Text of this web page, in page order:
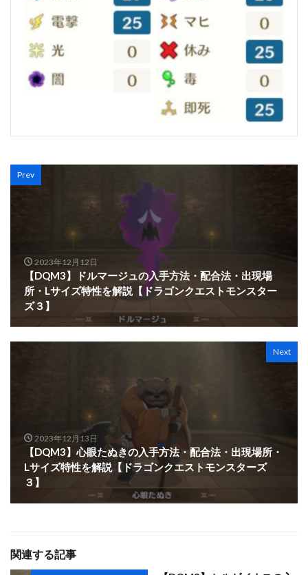
Prev
2023年12月12日
【DQM3】ドルマージュの入手方法・配合法・出現場
所・Lサイズ特性を解説【ドラゴンクエストモンスター
ズ３】
Next
2023年12月13日
【DQM3】心眼たぬきの入手方法・配合法・出現場所・
Lサイズ特性を解説【ドラゴンクエストモンスターズ
３】
関連する記事